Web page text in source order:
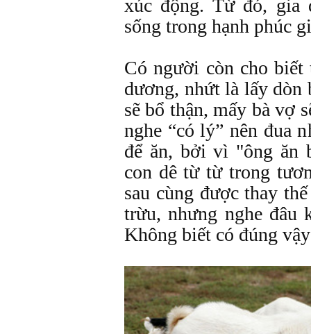
xúc động. Từ đó, gia
sống trong hạnh phúc
Có người còn cho
dương, nhứt là lấy dòn
sẽ bổ thận, mấy bà vợ
nghe “có lý” nên đua
để ăn, bởi vì "ông ăn
con dê từ từ trong
sau cùng được thay
trừu, nhưng nghe đâu
Không biết có đúng